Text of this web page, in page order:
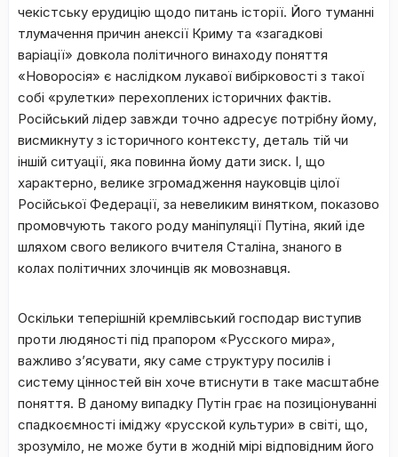
чекістську ерудицію щодо питань історії. Його туманні
тлумачення причин анексії Криму та «загадкові
варіації» довкола політичного винаходу поняття
«Новоросія» є наслідком лукавої вибірковості з такої
собі «рулетки» перехоплених історичних фактів.
Російський лідер завжди точно адресує потрібну йому,
висмикнуту з історичного контексту, деталь тій чи
іншій ситуації, яка повинна йому дати зиск. І, що
характерно, велике згромадження науковців цілої
Російської Федерації, за невеликим винятком, показово
промовчують такого роду маніпуляції Путіна, який іде
шляхом свого великого вчителя Сталіна, знаного в
колах політичних злочинців як мовознавця.
Оскільки теперішній кремлівський господар виступив
проти людяності під прапором «Русского мира»,
важливо з’ясувати, яку саме структуру посилів і
систему цінностей він хоче втиснути в таке масштабне
поняття. В даному випадку Путін грає на позиціонуванні
спадкоємності іміджу «русской культури» в світі, що,
зрозуміло, не може бути в жодній мірі відповідним його